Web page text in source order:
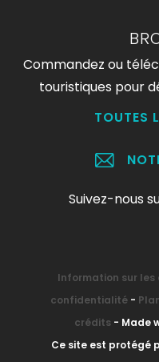
Commandez ou
touristiques pour
TOUTES
Suivez-nous
Information sur les
confidentialité-
crédits - Made
Ce site est protégé